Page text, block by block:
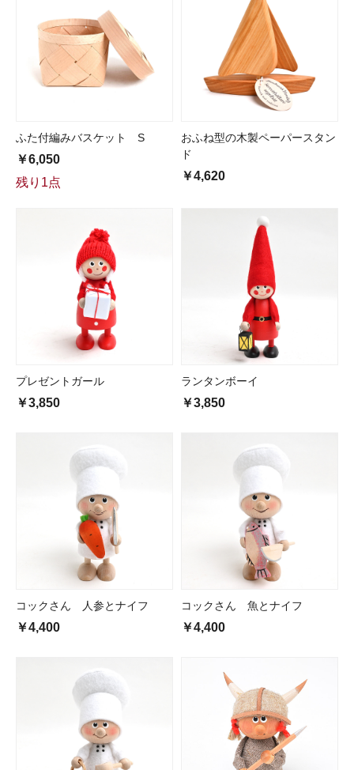
ふた付編みバスケット S
￥6,050
残り1点
おふね型の木製ペーパースタン
ド
￥4,620
プレゼントガール
￥3,850
ランタンボーイ
￥3,850
コックさん 人参とナイフ
￥4,400
コックさん 魚とナイフ
￥4,400